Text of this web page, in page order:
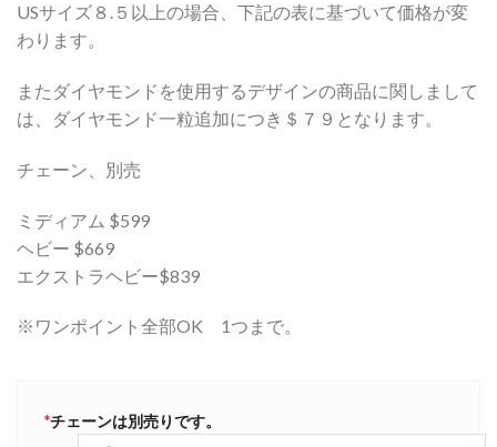
USサイズ８.５以上の場合、下記の表に基づいて価格が変
わります。
またダイヤモンドを使用するデザインの商品に関しまして
は、ダイヤモンド一粒追加につき＄７９となります。
チェーン、別売
ミディアム $599
ヘビー $669
エクストラヘビー$839
※ワンポイント全部OK 1つまで。
*チェーンは別売りです。